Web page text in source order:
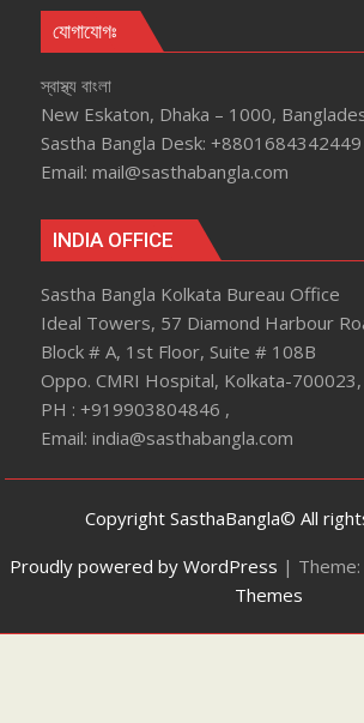
যোগাযোগঃ
স্বাস্থ্য বাংলা
New Eskaton, Dhaka – 1000,
Sastha Bangla Desk: +8801684342449
Email: mail@sasthabangla.com
INDIA OFFICE
Sastha Bangla Kolkata Bureau Office
Ideal Towers, 57 Diamond Harbour
Block # A, 1st Floor, Suite # 108B
Oppo. CMRI Hospital, Kolkata-
PH : +919903804846 ,
Email: india@sasthabangla.com
Copyright SasthaBangla© All
Proudly powered by WordPress |
Themes